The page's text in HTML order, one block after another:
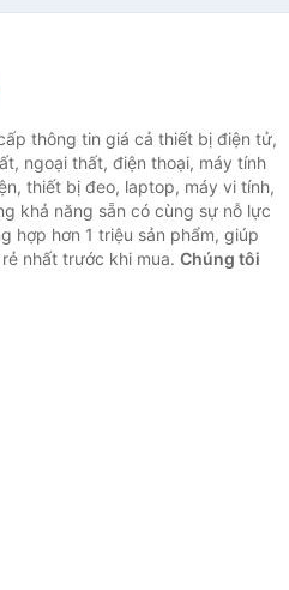
thông tin giá cả thiết bị điện tử,
ngoại thất, điện thoại, máy tính
thiết bị đeo, laptop, máy vi tính,
khả năng sẵn có cùng sự nỗ lực
hợp hơn 1 triệu sản phẩm, giúp
nhất trước khi mua. Chúng tôi